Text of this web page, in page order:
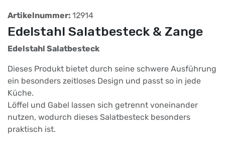
Artikelnummer: 12914
Edelstahl Salatbesteck & Zange
Edelstahl Salatbesteck
Dieses Produkt bietet durch seine schwere Ausführung
ein besonders zeitloses Design und passt so in jede
Küche.
Löffel und Gabel lassen sich getrennt voneinander
nutzen, wodurch dieses Salatbesteck besonders
praktisch ist.